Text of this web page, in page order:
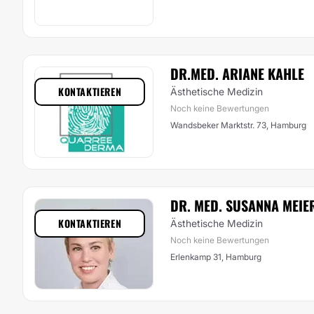
DR.MED. ARIANE KAHLE
Ästhetische Medizin
Noch keine Bewertungen
Wandsbeker Marktstr. 73, Hamburg
KONTAKTIEREN
DR. MED. SUSANNA
Ästhetische Medizin
Noch keine Bewertungen
Erlenkamp 31, Hamburg
KONTAKTIEREN